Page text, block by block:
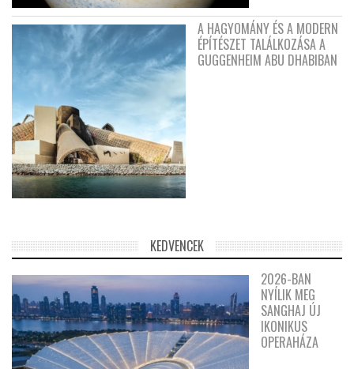
A HAGYOMÁNY ÉS A MODERN
ÉPÍTÉSZET TALÁLKOZÁSA A
GUGGENHEIM ABU DHABIBAN
KEDVENCEK
2026-BAN
NYÍLIK MEG
SANGHAJ ÚJ
IKONIKUS
OPERAHÁZA